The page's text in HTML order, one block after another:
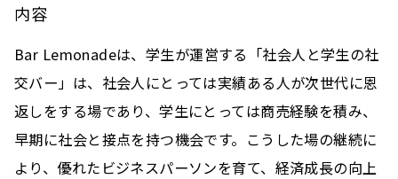
内容
Bar Lemonadeは、学生が運営する「社会人と学生の社
交バー」は、社会人にとっては実績ある人が次世代に恩
返しをする場であり、学生にとっては商売経験を積み、
早期に社会と接点を持つ機会です。こうした場の継続に
より、優れたビジネスパーソンを育て、経済成長の向上